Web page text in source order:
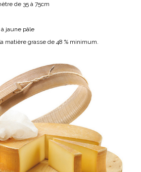
de 35 à 75cm
jaune pâle
matière grasse de 48 % minimum.